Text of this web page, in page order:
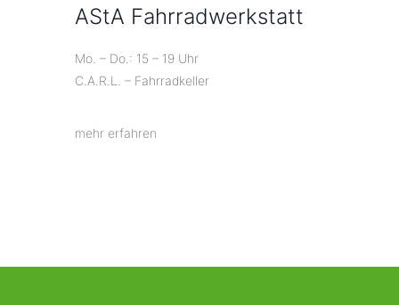
AStA Fahrradwerkstatt
Mo. – Do.: 15 – 19 Uhr
C.A.R.L. – Fahrradkeller
mehr erfahren